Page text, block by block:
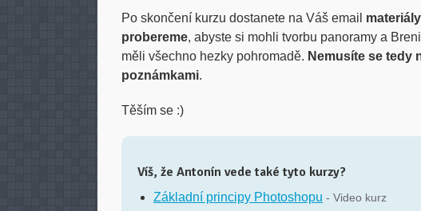
Po skončení kurzu dostanete na Váš email
probereme, abyste si mohli tvorbu panoramy a
měli všechno hezky pohromadě. Nemusíte se tedy
poznámkami.
Těším se :)
Víš, že Antonín vede také tyto kurzy?
Základní principy Photoshopu - Video kurz